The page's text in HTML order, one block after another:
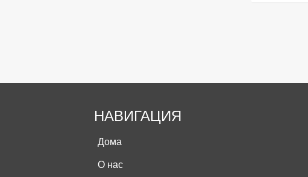
НАВИГАЦИЯ
Дома
О нас